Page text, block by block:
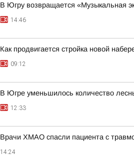
В Югру возвращается «Музыкальная
14:46
Как продвигается стройка новой
09:12
В Югре уменьшилось количество
12:33
Врачи ХМАО спасли пациента с
14:24